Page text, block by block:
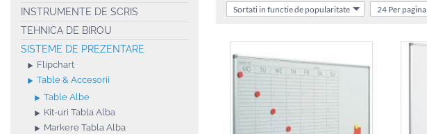
INSTRUMENTE DE SCRIS
TEHNICA DE BIROU
SISTEME DE PREZENTARE
Flipchart
Table & Accesorii
Table Albe
Kit-uri Tabla Alba
Markere Tabla Alba
Sortati in functie de popularitate 24 Per pagina